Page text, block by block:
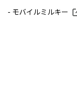
モバイルミルキー